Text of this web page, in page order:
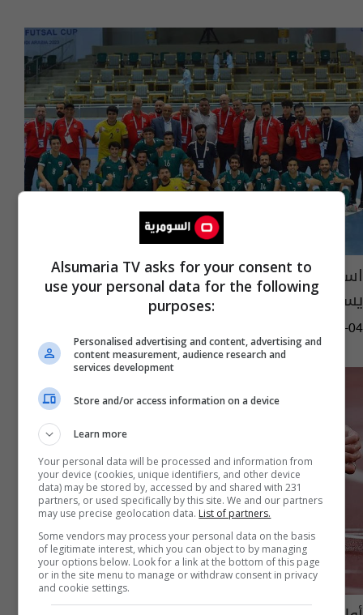
استعدادا لتصفيات آسيا.. وطني الصالات
يستدعي 22 لاعبا
13:50 | 2023-08-04
Alsumaria TV asks for your consent to
use your personal data for the following
purposes:
Personalised advertising and content, advertising and
content measurement, audience research and
services development
Store and/or access information on a device
Learn more
Your personal data will be processed and information from
your device (cookies, unique identifiers, and other device
data) may be stored by, accessed by and shared with 231
partners, or used specifically by this site. We and our partners
may use precise geolocation data. List of partners.
Some vendors may process your personal data on the basis
of legitimate interest, which you can object to by managing
your options below. Look for a link at the bottom of this page
or in the site menu to manage or withdraw consent in privacy
and cookie settings.